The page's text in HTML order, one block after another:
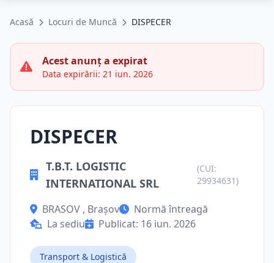
Acasă Locuri de Muncă DISPECER
Acest anunț a expirat
Data expirării: 21 iun. 2026
DISPECER
T.B.T. LOGISTIC
INTERNATIONAL SRL
(CUI:
29934631)
BRASOV , Brașov
Normă întreagă
La sediu
Publicat: 16 iun. 2026
Transport & Logistică